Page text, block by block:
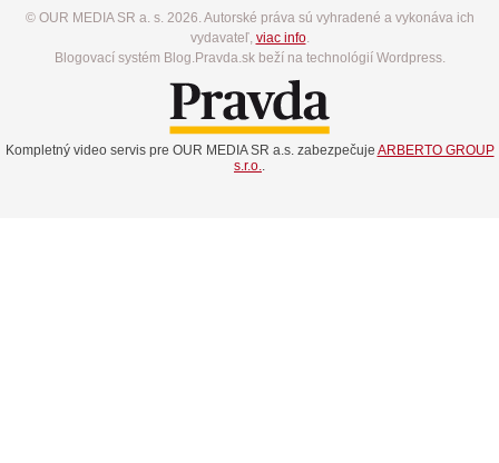
© OUR MEDIA SR a. s. 2026. Autorské práva sú vyhradené a vykonáva ich
vydavateľ, viac info.
Blogovací systém Blog.Pravda.sk beží na technológií Wordpress.
Kompletný video servis pre OUR MEDIA SR a.s. zabezpečuje ARBERTO GROUP
s.r.o.